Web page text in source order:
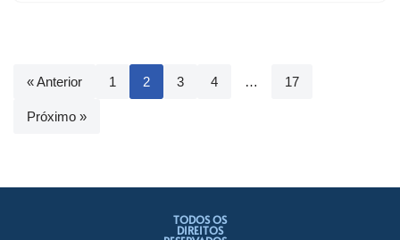
« Anterior 1 2 3 4 … 17
Próximo »
TODOS OS
DIREITOS